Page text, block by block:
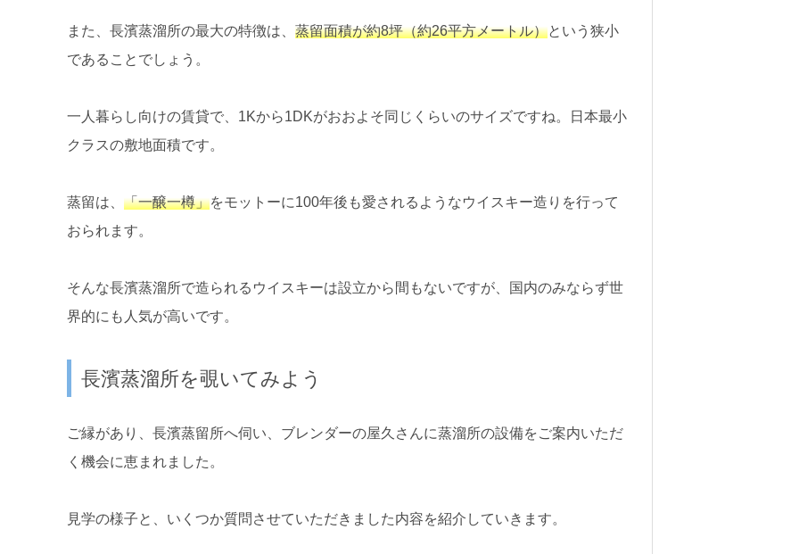
また、長濱蒸溜所の最大の特徴は、 蒸留面積が約8坪（約26平方メートル）という狭小
であることでしょう。
一人暮らし向けの賃貸で、1Kから1DKがおおよそ同じくらいのサイズですね。日本最小
クラスの敷地面積です。
蒸留は、 「一醸一樽」をモットーに100年後も愛されるようなウイスキー造りを行って
おられます。
そんな長濱蒸溜所で造られるウイスキーは設立から間もないですが、国内のみならず世
界的にも人気が高いです。
長濱蒸溜所を覗いてみよう
ご縁があり、長濱蒸留所へ伺い、ブレンダーの屋久さんに蒸溜所の設備をご案内いただ
く機会に恵まれました。
見学の様子と、いくつか質問させていただきました内容を紹介していきます。